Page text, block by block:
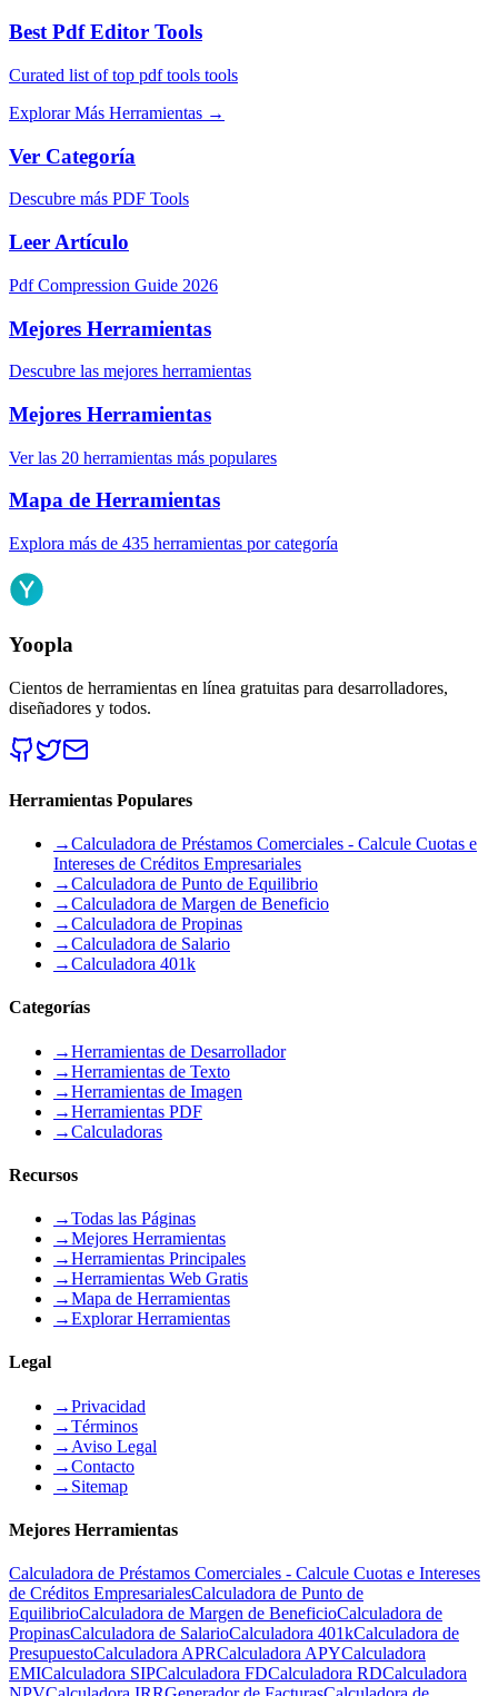
Best Pdf Editor Tools
Curated list of top pdf tools tools
Explorar Más Herramientas →
Ver Categoría
Descubre más PDF Tools
Leer Artículo
Pdf Compression Guide 2026
Mejores Herramientas
Descubre las mejores herramientas
Mejores Herramientas
Ver las 20 herramientas más populares
Mapa de Herramientas
Explora más de 435 herramientas por categoría
Yoopla
Cientos de herramientas en línea gratuitas para desarrolladores,
diseñadores y todos.
Herramientas Populares
→Calculadora de Préstamos Comerciales - Calcule Cuotas e
Intereses de Créditos Empresariales
→Calculadora de Punto de Equilibrio
→Calculadora de Margen de Beneficio
→Calculadora de Propinas
→Calculadora de Salario
→Calculadora 401k
Categorías
→Herramientas de Desarrollador
→Herramientas de Texto
→Herramientas de Imagen
→Herramientas PDF
→Calculadoras
Recursos
→Todas las Páginas
→Mejores Herramientas
→Herramientas Principales
→Herramientas Web Gratis
→Mapa de Herramientas
→Explorar Herramientas
Legal
→Privacidad
→Términos
→ Aviso Legal
→Contacto
→ Sitemap
Mejores Herramientas
Calculadora de Préstamos Comerciales - Calcule Cuotas e Intereses
de Créditos EmpresarialesCalculadora de Punto de
EquilibrioCalculadora de Margen de BeneficioCalculadora de
PropinasCalculadora de SalarioCalculadora 401kCalculadora de
PresupuestoCalculadora APRCalculadora APYCalculadora
EMICalculadora SIPCalculadora FDCalculadora RDCalculadora